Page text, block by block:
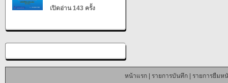
เปิดอ่าน 143 ครั้ง
หน้าแรก| รายการบันทึก| รายการยืมห